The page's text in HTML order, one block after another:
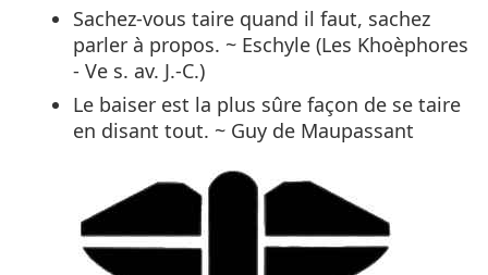
Sachez-vous taire quand il faut, sachez
parler à propos. ~ Eschyle (Les Khoèphores
- Ve s. av. J.-C.)
Le baiser est la plus sûre façon de se taire
en disant tout. ~ Guy de Maupassant